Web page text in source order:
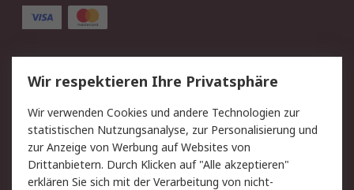
Service
Value Added Services
Lieferlösungen
Rücksendungen
Kontakt
Hilfe
Privatkunden
Rechtliches
Wir respektieren Ihre Privatsphäre
Wir verwenden Cookies und andere Technologien zur
statistischen Nutzungsanalyse, zur Personalisierung und
zur Anzeige von Werbung auf Websites von
Drittanbietern. Durch Klicken auf "Alle akzeptieren"
erklären Sie sich mit der Verarbeitung von nicht-